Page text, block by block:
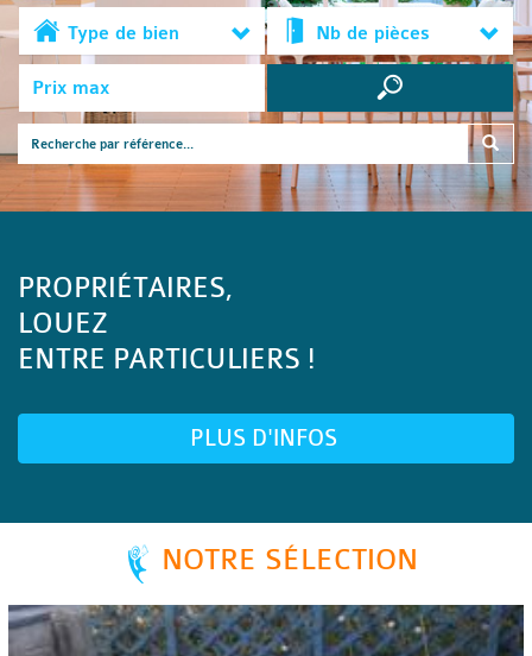
Type de bien Nb de pièces
PROPRIÉTAIRES,
LOUEZ
ENTRE PARTICULIERS !
PLUS D'INFOS
NOTRE SÉLECTION